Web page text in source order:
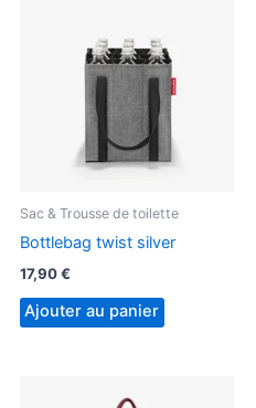
Sac & Trousse de toilette
Bottlebag twist silver
17,90€
Ajouter au panier